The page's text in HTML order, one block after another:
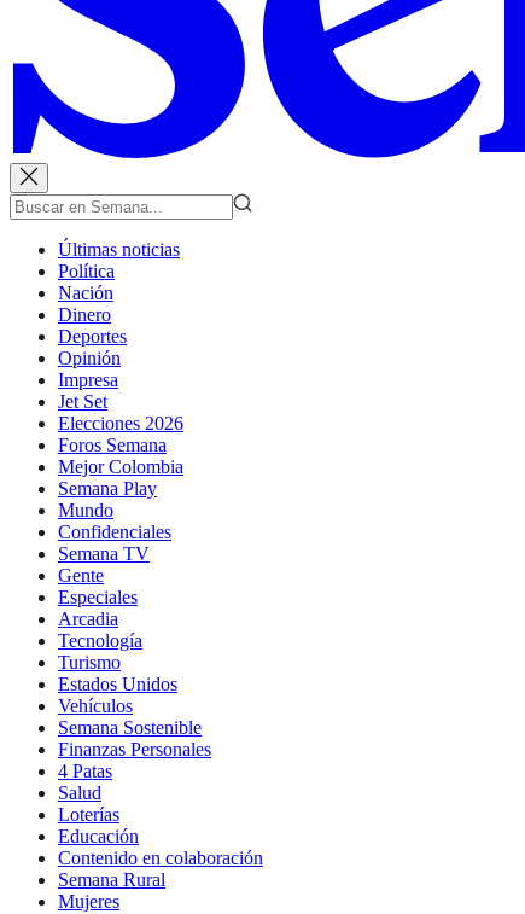
Últimas noticias
Política
Nación
Dinero
Deportes
Opinión
Impresa
Jet Set
Elecciones 2026
Foros Semana
Mejor Colombia
Semana Play
Mundo
Confidenciales
Semana TV
Gente
Especiales
Arcadia
Tecnología
Turismo
Estados Unidos
Vehículos
Semana Sostenible
Finanzas Personales
4 Patas
Salud
Loterías
Educación
Contenido en colaboración
Semana Rural
Mujeres